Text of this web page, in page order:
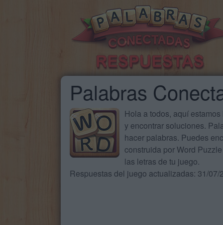
Palabras
Hola a todos, aquí
y encontrar soluciones.
hacer palabras. Puedes
construida por Word
las letras de tu juego.
Respuestas del juego actualizadas: 31/07/